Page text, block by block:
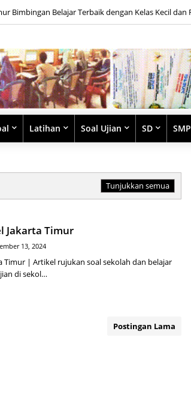
News Math Science education
Latihan Soal Ujian SD SMP
Tunjukkan semua
Jakarta Timur
13, 2024
Timur | Artikel rujukan soal sekolah dan belajar
di sekol…
Postingan Lama